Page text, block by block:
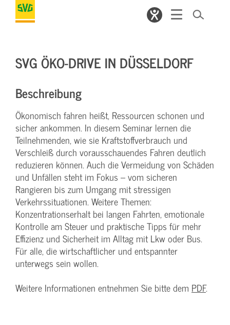
SVG ÖKO-DRIVE IN DÜSSELDORF
Beschreibung
Ökonomisch fahren heißt, Ressourcen schonen und
sicher ankommen. In diesem Seminar lernen die
Teilnehmenden, wie sie Kraftstoffverbrauch und
Verschleiß durch vorausschauendes Fahren deutlich
reduzieren können. Auch die Vermeidung von Schäden
und Unfällen steht im Fokus – vom sicheren
Rangieren bis zum Umgang mit stressigen
Verkehrssituationen. Weitere Themen:
Konzentrationserhalt bei langen Fahrten, emotionale
Kontrolle am Steuer und praktische Tipps für mehr
Effizienz und Sicherheit im Alltag mit Lkw oder Bus.
Für alle, die wirtschaftlicher und entspannter
unterwegs sein wollen.
Weitere Informationen entnehmen Sie bitte dem PDF.